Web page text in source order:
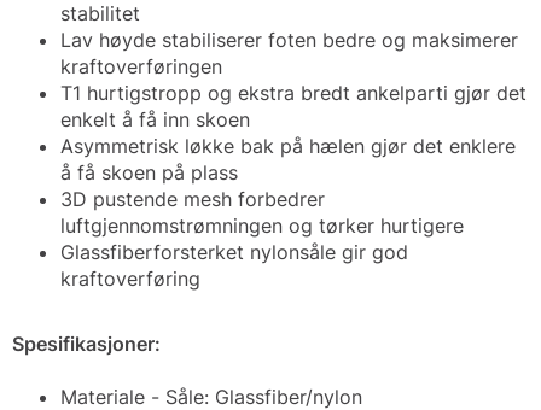
stabilitet
Lav høyde stabiliserer foten bedre og maksimerer
kraftoverføringen
T1 hurtigstropp og ekstra bredt ankelparti gjør det
enkelt å få inn skoen
Asymmetrisk løkke bak på hælen gjør det enklere
å få skoen på plass
3D pustende mesh forbedrer
luftgjennomstrømningen og tørker hurtigere
Glassfiberforsterket nylonsåle gir god
kraftoverføring
Spesifikasjoner:
Materiale - Såle: Glassfiber/nylon